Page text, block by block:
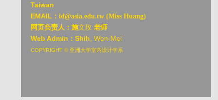
Taiwan
EMAIL： id@asia.edu.tw (Miss Huang)
网页负责人：施文玫 老师
Web Admin：Shih , Wen-Mei
COPYRIGHT © 亚洲大学室内设计学系